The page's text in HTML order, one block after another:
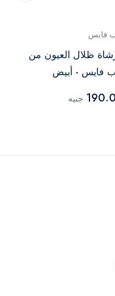
فايس
ظلال العيون من
فايس - أبيض
جنيه